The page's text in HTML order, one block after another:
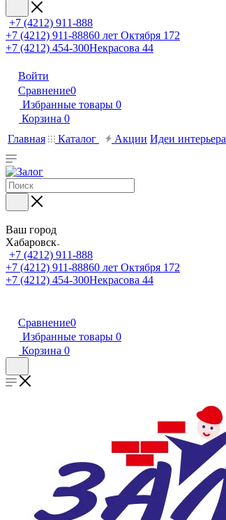
+7 (4212) 911-888
+7 (4212) 911-88860 лет Октября 172
+7 (4212) 454-300Некрасова 44
Войти
Сравнение0
Избранные товары 0
Корзина 0
Главная
Каталог Акции Идеи интерьера
Ваш город
Хабаровск
+7 (4212) 911-888
+7 (4212) 911-88860 лет Октября 172
+7 (4212) 454-300Некрасова 44
Сравнение0
Избранные товары 0
Корзина 0